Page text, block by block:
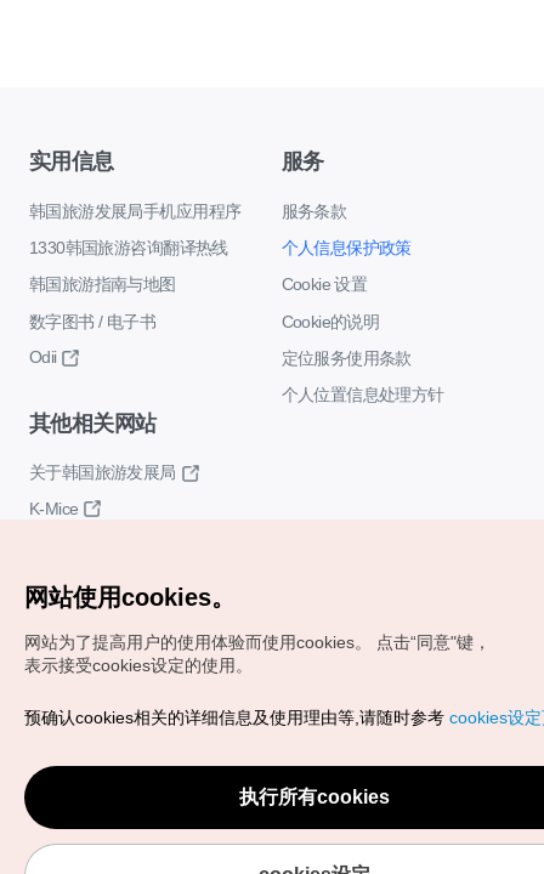
实用信息
韩国旅游发展局手机应用程序
1330韩国旅游咨询翻译热线
韩国旅游指南与地图
数字图书 / 电子书
Odii
服务
服务条款
个人信息保护政策
Cookie 设置
Cookie的说明
定位服务使用条款
个人位置信息处理方针
其他相关网站
关于韩国旅游发展局
K-Mice
Copyrights (c) 韩国旅游发展局版权所有
VISITKOREA官方邮箱
chnsim@knto.or.kr
网站使用cookies。
网站为了提高用户的使用体验而使用cookies。
点击“同意"键，
表示接受cookies设定的使用。
预确认cookies相关的详细信息及使用理由等,请随时参考 cookies设
执行所有cookies